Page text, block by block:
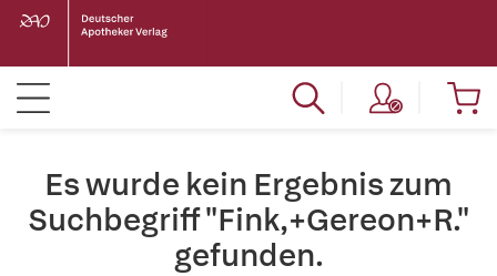
Es wurde kein Ergebnis zum
Suchbegriff "Fink,+Gereon+R."
gefunden.